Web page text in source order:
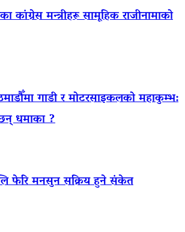
कांग्रेस मन्त्रीहरू सामूहिक राजीनामाको
गाडी र मोटरसाइकलको महाकुम्भ:
धमाका ?
फेरि मनसुन सक्रिय हुने संकेत